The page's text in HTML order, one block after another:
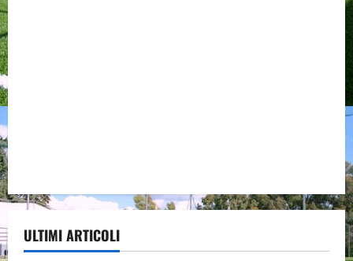
ULTIMI ARTICOLI